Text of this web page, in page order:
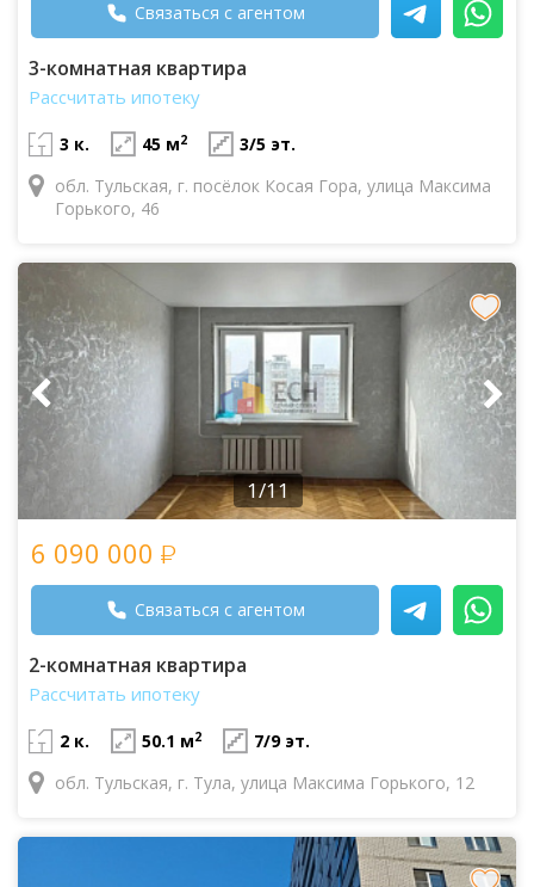
Связаться с агентом
3-комнатная квартира
Рассчитать ипотеку
3 к. 45 м2
3/5 эт.
обл. Тульская, г. посёлок Косая Гора, улица Максима
Горького, 46
1/11
6 090 000
Связаться с агентом
2-комнатная квартира
Рассчитать ипотеку
2 к. 50.1 м2
7/9 эт.
обл. Тульская, г. Тула, улица Максима Горького, 12